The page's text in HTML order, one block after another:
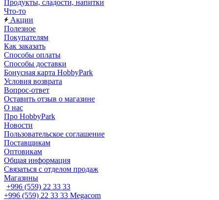
Продукты, сладости, напитки
Что-то
Акции
Полезное
Покупателям
Как заказать
Способы оплаты
Способы доставки
Бонусная карта HobbyPark
Условия возврата
Вопрос-ответ
Оставить отзыв о магазине
О нас
Про HobbyPark
Новости
Пользовательское соглашение
Поставщикам
Оптовикам
Общая информация
Связаться с отделом продаж
Магазины
+996 (559) 22 33 33
+996 (559) 22 33 33 Megacom